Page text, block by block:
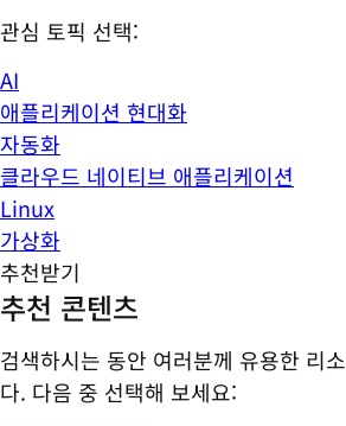
관심 토픽 선택:
AI
애플리케이션 현대화
자동화
클라우드 네이티브 애플리케이션
Linux
가상화
추천받기
추천 콘텐츠
검색하시는 동안 여러분께 유용한 리
다. 다음 중 선택해 보세요: